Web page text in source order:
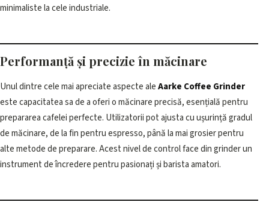
minimaliste la cele industriale.
Performanță și precizie în măcinare
Unul dintre cele mai apreciate aspecte aleAarke Coffee Grinder
este capacitatea sa de a oferi o măcinare precisă, esențială pentru
prepararea cafelei perfecte. Utilizatorii pot ajusta cu ușurință gradul
de măcinare, de la fin pentru espresso, până la mai grosier pentru
alte metode de preparare. Acest nivel de control face din grinder un
instrument de încredere pentru pasionați și barista amatori.